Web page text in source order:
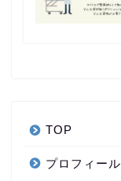
TOP
プロフィール